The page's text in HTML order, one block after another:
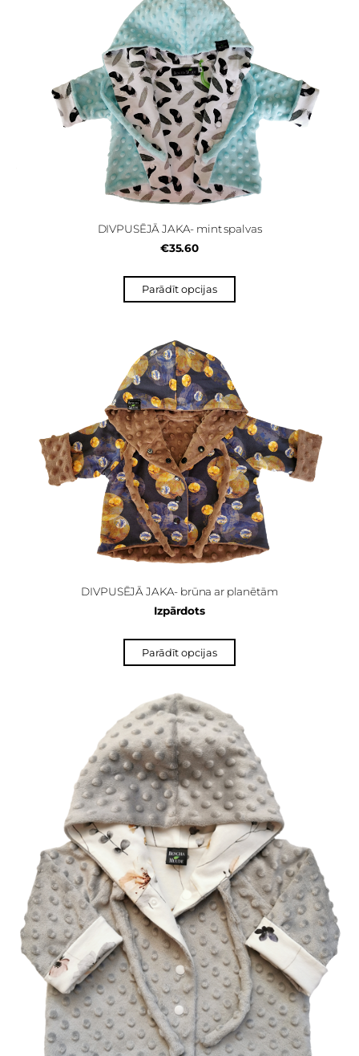
DIVPUSĒJĀ JAKA- mint spalvas
€35.60
Parādīt opcijas
DIVPUSĒJĀ JAKA- brūna ar planētām
Izpārdots
Parādīt opcijas